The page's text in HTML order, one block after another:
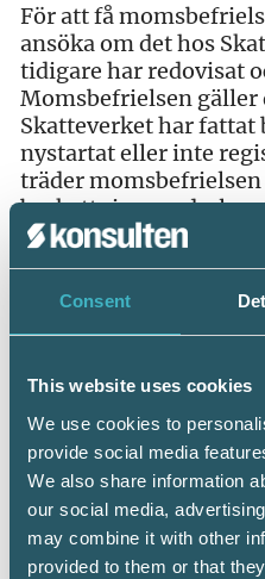
Consent
This website uses cookies
We use cookies to
provide social media
We also share information
our social media,
may combine it with other
provided to them or that
För att få
ansöka om det hos
tidigare har redovisat
Momsbefrielsen gäller
Skatteverket har fattat
nystartat eller inte
träder
30 000 kronor. Om
30 000 kronor eller
om att skatt ska tas ut
att om
mervärdesskatt tas ut
innebär att gränsen
att veta att den som är
samtidigt saknar
moms.